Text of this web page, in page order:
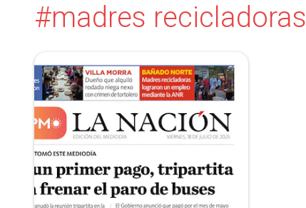
#madres recicladoras